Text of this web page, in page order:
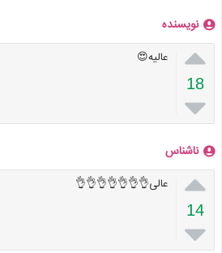
نویسنده

18

عالیه😍
ناشناس

14

عالی👌👌👌👌👌👌👌